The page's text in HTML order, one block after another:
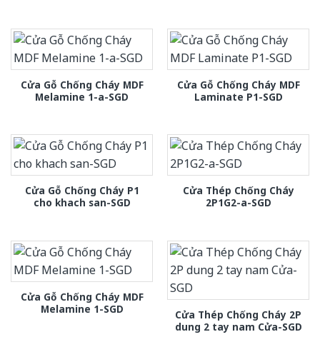
Cửa Gỗ Chống Cháy MDF
Melamine 1-a-SGD
Cửa Gỗ Chống Cháy MDF
Laminate P1-SGD
Cửa Gỗ Chống Cháy P1
cho khach san-SGD
Cửa Thép Chống Cháy
2P1G2-a-SGD
Cửa Gỗ Chống Cháy MDF
Melamine 1-SGD
Cửa Thép Chống Cháy 2P
dung 2 tay nam Cửa-SGD